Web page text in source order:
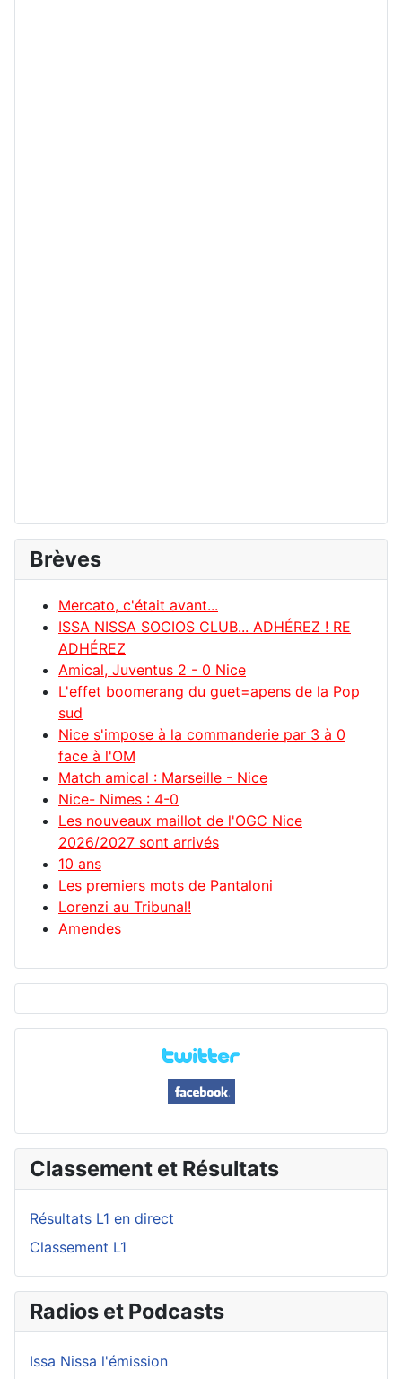
Brèves
Mercato, c'était avant...
ISSA NISSA SOCIOS CLUB... ADHÉREZ ! RE
ADHÉREZ
Amical, Juventus 2 - 0 Nice
L'effet boomerang du guet=apens de la Pop
sud
Nice s'impose à la commanderie par 3 à 0
face à l'OM
Match amical : Marseille - Nice
Nice- Nimes : 4-0
Les nouveaux maillot de l'OGC Nice
2026/2027 sont arrivés
10 ans
Les premiers mots de Pantaloni
Lorenzi au Tribunal!
Amendes
Classement et Résultats
Résultats L1 en direct
Classement L1
Radios et Podcasts
Issa Nissa l'émission